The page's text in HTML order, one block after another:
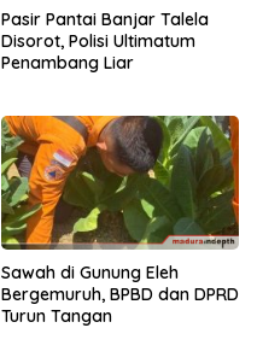
Pasir Pantai Banjar Talela
Disorot, Polisi Ultimatum
Penambang Liar
Sawah di Gunung Eleh
Bergemuruh, BPBD dan DPRD
Turun Tangan